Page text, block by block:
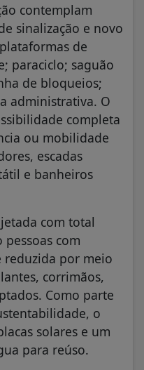
contemplam
sinalização e novo
de
paraciclo; saguão
de bloqueios;
administrativa. O
completa
ou mobilidade
escadas
e banheiros
com total
com
por meio
corrimãos,
Como parte
o
solares e um
para reúso.